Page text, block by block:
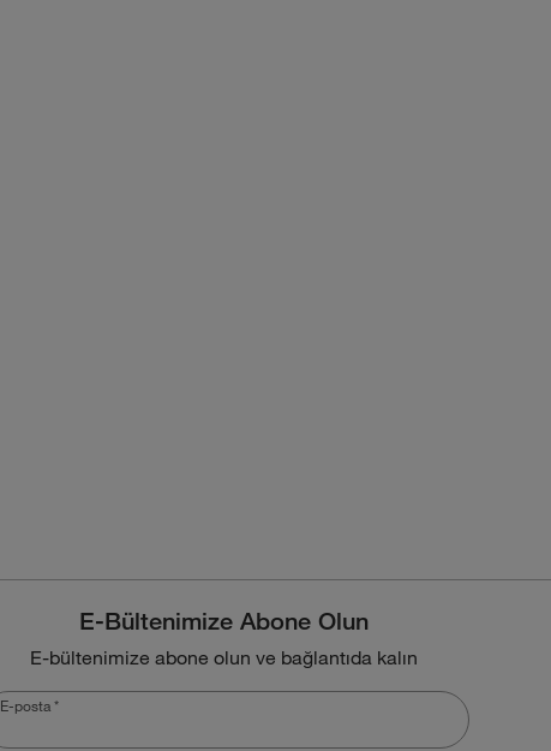
E-Bültenimize Abone Olun
E-bültenimize abone olun ve bağlantıda kalın
E-posta *